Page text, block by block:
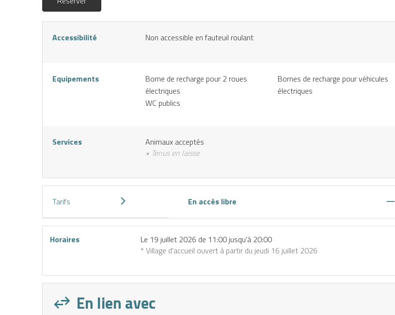
Accessibilité Non accessible en fauteuil roulant
Equipements
Borne de recharge pour 2 roues
électriques
WC publics
Bornes de recharge pour véhicules
électriques
Services
Animaux acceptés
• Tenus en laisse
Tarifs En accès libre —
Horaires Le 19 juillet 2026 de 11:00 jusqu'à 20:00
* Village d'accueil ouvert à partir du jeudi 16 juillet 2026
En lien avec